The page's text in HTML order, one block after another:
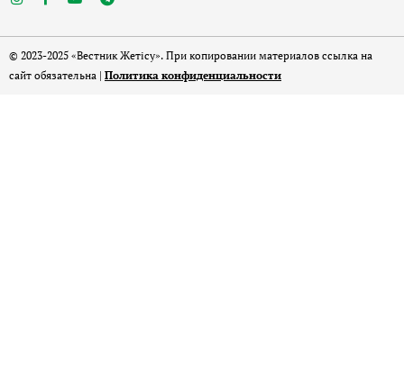
© 2023-2025 «Вестник Жетісу». При копировании материалов ссылка на
сайт обязательна | Политика конфиденциальности